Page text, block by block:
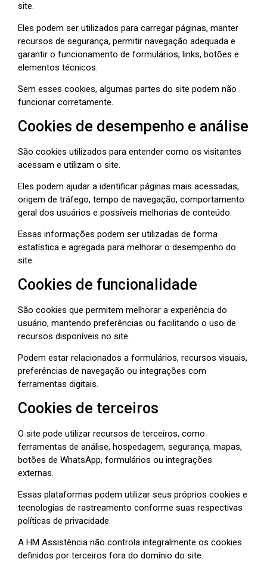
site.
Eles podem ser utilizados para carregar páginas, manter
recursos de segurança, permitir navegação adequada e
garantir o funcionamento de formulários, links, botões e
elementos técnicos.
Sem esses cookies, algumas partes do site podem não
funcionar corretamente.
Cookies de desempenho e análise
São cookies utilizados para entender como os visitantes
acessam e utilizam o site.
Eles podem ajudar a identificar páginas mais acessadas,
origem de tráfego, tempo de navegação, comportamento
geral dos usuários e possíveis melhorias de conteúdo.
Essas informações podem ser utilizadas de forma
estatística e agregada para melhorar o desempenho do
site.
Cookies de funcionalidade
São cookies que permitem melhorar a experiência do
usuário, mantendo preferências ou facilitando o uso de
recursos disponíveis no site.
Podem estar relacionados a formulários, recursos visuais,
preferências de navegação ou integrações com
ferramentas digitais.
Cookies de terceiros
O site pode utilizar recursos de terceiros, como
ferramentas de análise, hospedagem, segurança, mapas,
botões de WhatsApp, formulários ou integrações
externas.
Essas plataformas podem utilizar seus próprios cookies e
tecnologias de rastreamento conforme suas respectivas
políticas de privacidade.
A HM Assistência não controla integralmente os cookies
definidos por terceiros fora do domínio do site.